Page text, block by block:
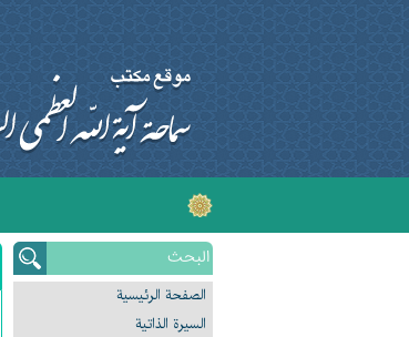
الصفحة الرئیسیة
السیرة الذاتیة